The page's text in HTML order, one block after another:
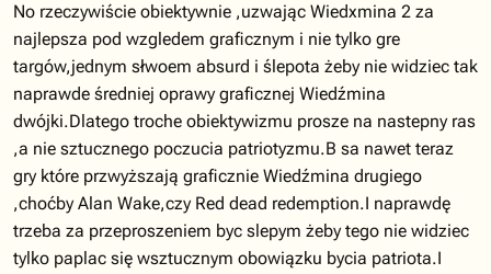
No rzeczywiście obiektywnie ,uzwając Wiedxmina 2 za
najlepsza pod wzgledem graficznym i nie tylko gre
targów,jednym słwoem absurd i ślepota żeby nie widziec tak
naprawde średniej oprawy graficznej Wiedźmina
dwójki.Dlatego troche obiektywizmu prosze na nastepny ras
,a nie sztucznego poczucia patriotyzmu.B sa nawet teraz
gry które przwyższają graficznie Wiedźmina drugiego
,choćby Alan Wake,czy Red dead redemption.I naprawdę
trzeba za przeproszeniem byc slepym żeby tego nie widziec
tylko paplac się wsztucznym obowiązku bycia patriota.I